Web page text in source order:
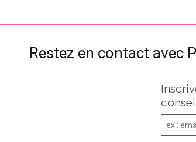
Restez en contact avec